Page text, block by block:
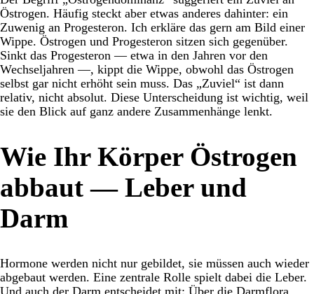
Östrogen. Häufig steckt aber etwas anderes dahinter: ein
Zuwenig an Progesteron. Ich erkläre das gern am Bild einer
Wippe. Östrogen und Progesteron sitzen sich gegenüber.
Sinkt das Progesteron — etwa in den Jahren vor den
Wechseljahren —, kippt die Wippe, obwohl das Östrogen
selbst gar nicht erhöht sein muss. Das „Zuviel“ ist dann
relativ, nicht absolut. Diese Unterscheidung ist wichtig, weil
sie den Blick auf ganz andere Zusammenhänge lenkt.
Wie Ihr Körper Östrogen
abbaut — Leber und
Darm
Hormone werden nicht nur gebildet, sie müssen auch wieder
abgebaut werden. Eine zentrale Rolle spielt dabei die Leber.